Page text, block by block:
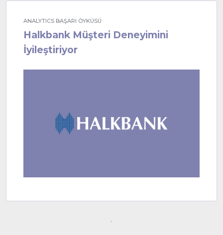
ANALYTICS BAŞARI ÖYKÜSÜ
Halkbank Müşteri Deneyimini
İyileştiriyor